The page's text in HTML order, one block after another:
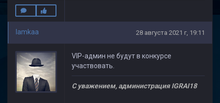
lamkaa 28 августа 2021 г, 19:11
VIP-админ не будут в конкурсе
участвовать.
С уважением, администрация IGRAI18